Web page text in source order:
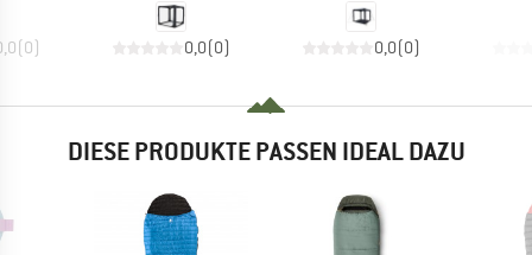
(0) 0,0(0) 0,0(0)
DIESE PRODUKTE PASSEN IDEAL DAZU